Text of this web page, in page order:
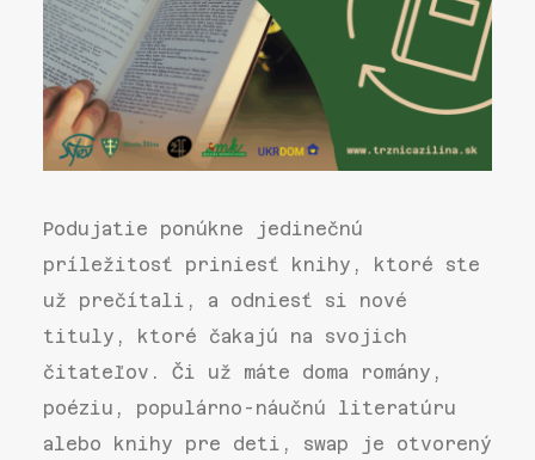
Podujatie ponúkne jedinečnú
príležitosť priniesť knihy, ktoré ste
už prečítali, a odniesť si nové
tituly, ktoré čakajú na svojich
čitateľov. Či už máte doma romány,
poéziu, populárno-náučnú literatúru
alebo knihy pre deti, swap je otvorený